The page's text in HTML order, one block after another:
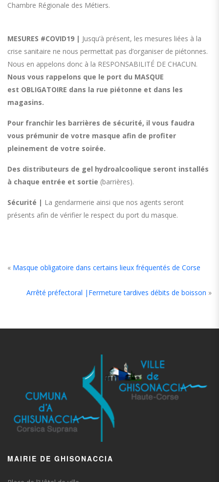
Chambre Régionale des Métiers.
MESURES #COVID19 | Jusqu’à présent, les mesures liées à la
crise sanitaire ne nous permettait pas d’organiser de piétonnes.
Nous en appelons donc à la RESPONSABILITÉ DE CHACUN.
Nous vous rappelons que le port du MASQUE
est OBLIGATOIRE dans la rue piétonne et dans les
magasins.
Pour franchir les barrières de sécurité, il vous faudra
vous prémunir de votre masque afin de profiter
pleinement de votre soirée.
Des distributeurs de gel hydroalcoolique seront installés
à chaque entrée et sortie (barrières).
Sécurité | La gendarmerie ainsi que nos agents seront
présents afin de vérifier le respect du port du masque.
« Masque obligatoire dans certains lieux fréquentés de Corse
Arrêté préfectoral |Fermeture tardives débits de boisson »
MAIRIE DE GHISONACCIA